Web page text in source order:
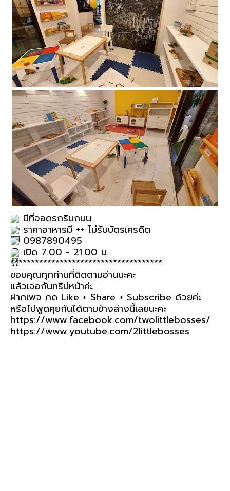
มีที่จอดรถริมถนน
ราคาอาหารมี ++ ไม่รับบัตรเครดิต
0987890495
เปิด 7.00 - 21.00 น.
*************************************
ขอบคุณทุกท่านที่ติดตามอ่านนะคะ
แล้วเจอกันทริปหน้าค่ะ
ฝากเพจ กด Like + Share + Subscribe ด้วยค่ะ
หรือไปพูดคุยกันได้ตามข้างล่างนี้เลยนะคะ
https://www.facebook.com/twolittlebosses/
https://www.youtube.com/2littlebosses